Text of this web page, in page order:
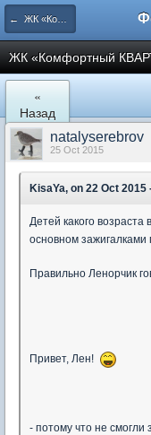
← ЖК «Комфортный КВАРТАЛ»
ЖК «Комфортный
«
Назад
natalyserebrov
25 Oct 2015
KisaYa, on 22 Oct 2015
Детей какого возраста
основном зажигалками
Правильно Ленорчик
Привет, Лен!
- потому что не смогли